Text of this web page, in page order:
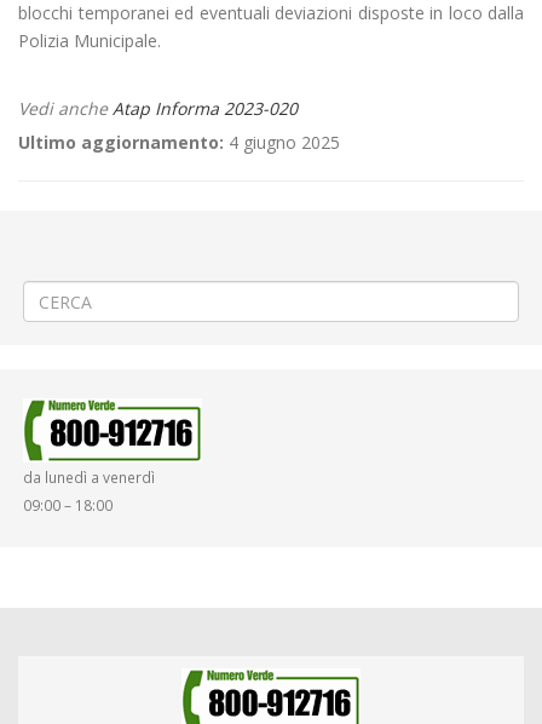
blocchi temporanei ed eventuali deviazioni disposte in loco dalla
Polizia Municipale.
Vedi ancheAtap Informa 2023-020
Ultimo aggiornamento: 4 giugno 2025
da lunedì a venerdì
09:00 – 18:00